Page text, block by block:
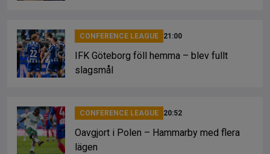
CONFERENCE LEAGUE 21:00
IFK Göteborg föll hemma – blev fullt
slagsmål
CONFERENCE LEAGUE 20:52
Oavgjort i Polen – Hammarby med flera
lägen